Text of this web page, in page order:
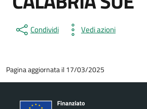
Condividi Vedi azioni
Pagina aggiornata il 17/03/2025